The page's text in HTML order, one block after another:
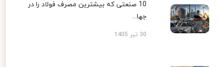
10 صنعتی که بیشترین مصرف فولاد را در
جها...
30 تیر 1405